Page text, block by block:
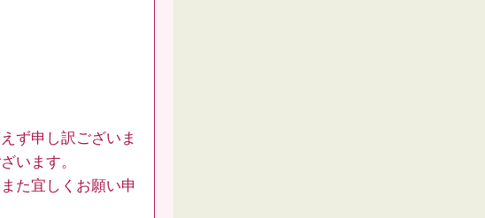
ず申し訳ございま
います。
た宜しくお願い申